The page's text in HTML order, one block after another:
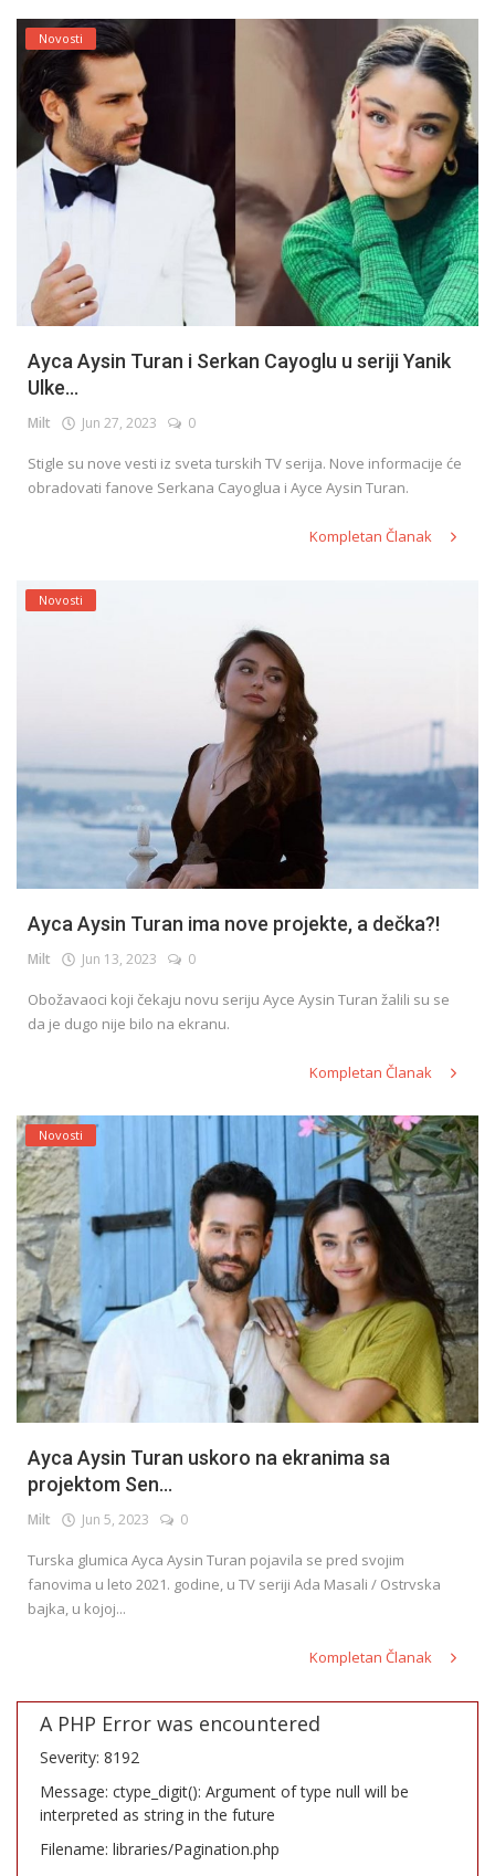
Novosti
Ayca Aysin Turan i Serkan Cayoglu u seriji Yanik
Ulke...
Milt Jun 27, 2023 0
Stigle su nove vesti iz sveta turskih TV serija. Nove informacije će
obradovati fanove Serkana Cayoglua i Ayce Aysin Turan.
Kompletan Članak
Novosti
Ayca Aysin Turan ima nove projekte, a dečka?!
Milt Jun 13, 2023 0
Obožavaoci koji čekaju novu seriju Ayce Aysin Turan žalili su se
da je dugo nije bilo na ekranu.
Kompletan Članak
Novosti
Ayca Aysin Turan uskoro na ekranima sa
projektom Sen...
Milt Jun 5, 2023 0
Turska glumica Ayca Aysin Turan pojavila se pred svojim
fanovima u leto 2021. godine, u TV seriji Ada Masali / Ostrvska
bajka, u kojoj...
Kompletan Članak
A PHP Error was encountered
Severity: 8192
Message: ctype_digit(): Argument of type null will be
interpreted as string in the future
Filename: libraries/Pagination.php